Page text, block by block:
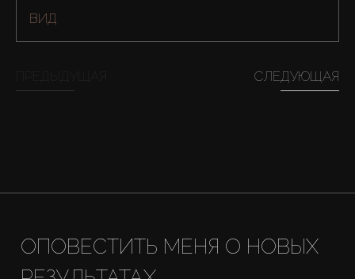
Аренда
ВИД
СЛЕДУЮЩАЯ
ОПОВЕСТИТЬ МЕНЯ О НОВЫХ